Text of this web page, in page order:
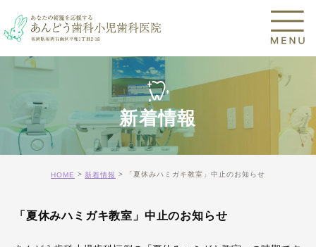
新着情報
HOME 新着情報 「夏休みハミガキ教室」中止のお知らせ
「夏休みハミガキ教室」中止のお知らせ